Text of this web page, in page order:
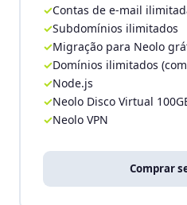
Contas de e-mail
Subdomínios ilimitados
Migração para Neolo
Domínios ilimitados
Node.js
Neolo Disco Virtual
Neolo VPN
Comprar